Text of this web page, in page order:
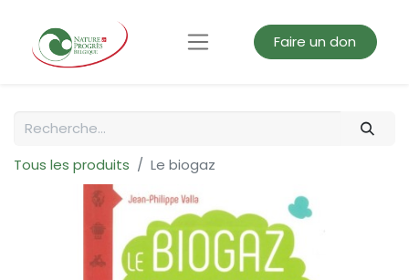
Faire un don
Tous les produits Le biogaz